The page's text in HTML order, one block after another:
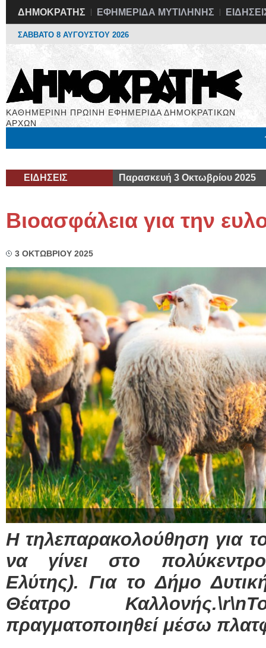
ΔΗΜΟΚΡΑΤΗΣ ΕΦΗΜΕΡΙΔΑ ΜΥΤΙΛΗΝΗΣ
ΣΑΒΒΑΤΟ 8 ΑΥΓΟΥΣΤΟΥ 2026
ΚΑΘΗΜΕΡΙΝΗ ΠΡΩΙΝΗ ΕΦΗΜΕΡΙΔΑ ΔΗΜΟΚΡΑΤΙΚΩΝ
ΑΡΧΩΝ
ΕΙΔΗΣΕΙΣ Παρασκευή 3 Οκτωβρίου 2025
Βιοασφάλεια για την
3 ΟΚΤΩΒΡΙΟΥ 2025
Η τηλεπαρακολούθηση για
να γίνει στο
Ελύτης). Για το Δήμο
Θέατρο
πραγματοποιηθεί μέσω